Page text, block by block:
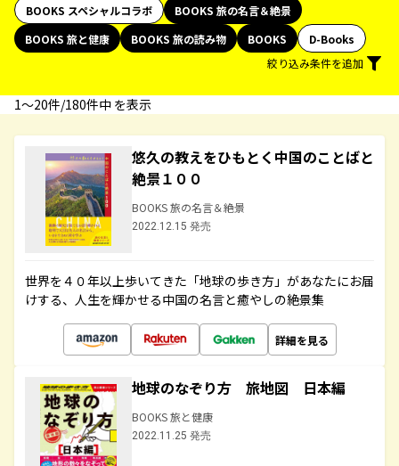
BOOKS スペシャルコラボ
BOOKS 旅の名言＆絶景
BOOKS 旅と健康
BOOKS 旅の読み物 BOOKS
D-Books
絞り込み条件を追加
1〜20件/180件中 を表示
悠久の教えをひもとく中国のことばと
絶景１００
BOOKS 旅の名言＆絶景
2022.12.15 発売
世界を４０年以上歩いてきた「地球の歩き方」があなたにお届
けする、人生を輝かせる中国の名言と癒やしの絶景集
詳細を見る
地球のなぞり方 旅地図 日本編
BOOKS 旅と健康
2022.11.25 発売